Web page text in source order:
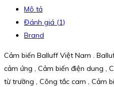
Mô tả
Đánh giá (1)
Brand
Cảm biến Balluff Việt Nam .
cảm ứng , Cảm biến điện dung ,
từ trường , Công tắc cam , Cảm